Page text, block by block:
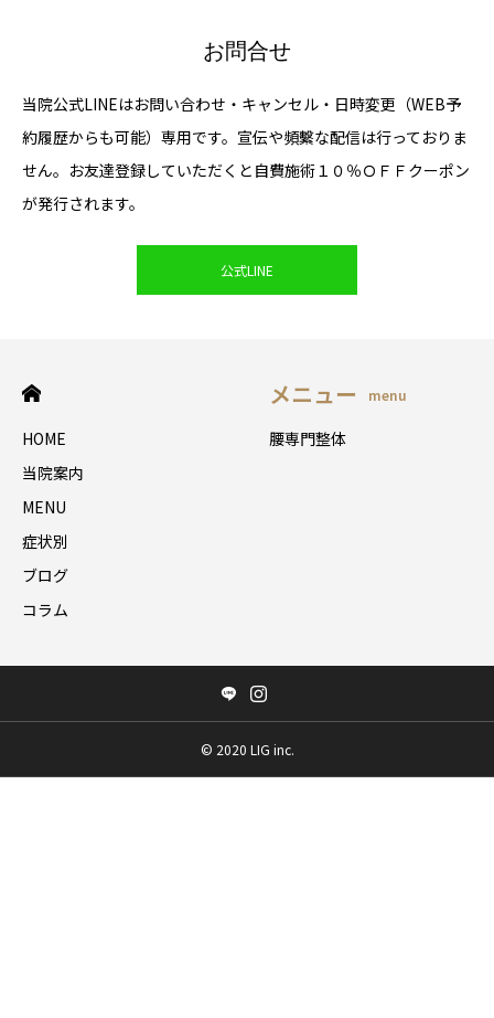
お問合せ
当院公式LINEはお問い合わせ・キャンセル・日時変更（WEB予
約履歴からも可能）専用です。宣伝や頻繫な配信は行っておりま
せん。お友達登録していただくと自費施術１０％ＯＦＦクーポン
が発行されます。
公式LINE
HOME
当院案内
MENU
症状別
ブログ
コラム
メニュー menu
腰専門整体
©️ 2020 LIG inc.